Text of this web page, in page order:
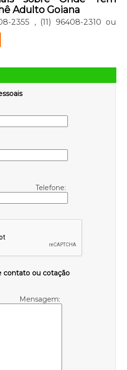
Adulto Goiana
2355 , (11) 96408-2310 ou
Telefone:
contato ou cotação
Mensagem: